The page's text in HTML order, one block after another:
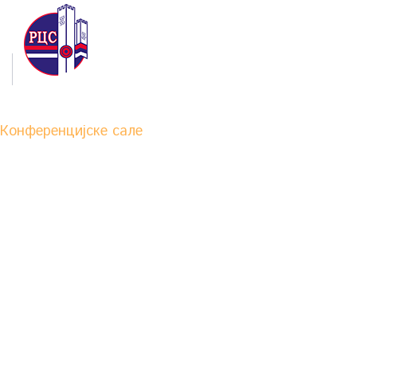
Конференцијске сале